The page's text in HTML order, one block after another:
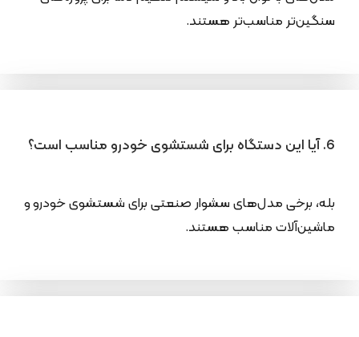
سنگین‌تر مناسب‌تر هستند.
6. آیا این دستگاه برای شستشوی خودرو مناسب است؟
بله، برخی مدل‌های سشوار صنعتی برای شستشوی خودرو و
ماشین‌آلات مناسب هستند.